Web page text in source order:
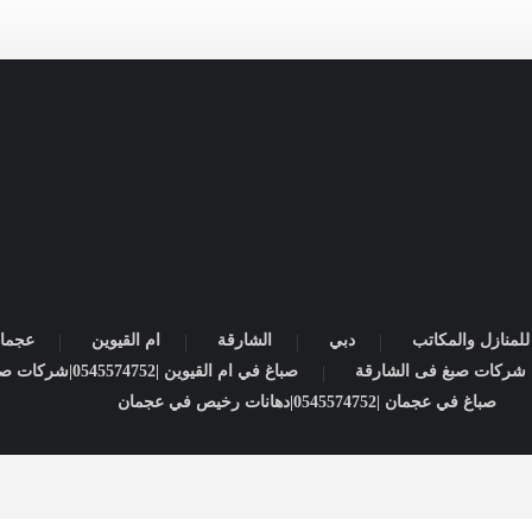
والمكاتب دبي الشارقة ام القيوين
صباغ في ام القيوين |0545574752|شركات صبغ
صباغ في عجمان |0545574752|دهانات رخيص في عجمان